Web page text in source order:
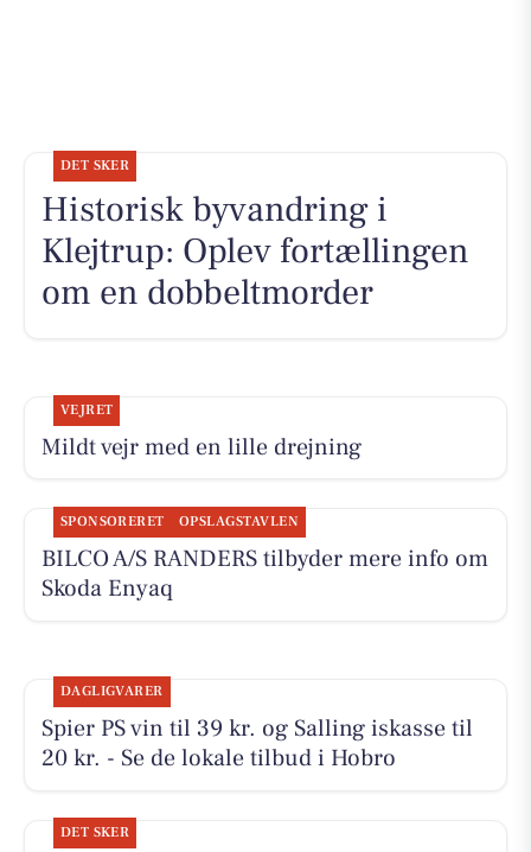
DET SKER
Historisk byvandring i
Klejtrup: Oplev fortællingen
om en dobbeltmorder
VEJRET
Mildt vejr med en lille drejning
SPONSORERET OPSLAGSTAVLEN
BILCO A/S RANDERS tilbyder mere info om
Skoda Enyaq
DAGLIGVARER
Spier PS vin til 39 kr. og Salling iskasse til
20 kr. - Se de lokale tilbud i Hobro
DET SKER